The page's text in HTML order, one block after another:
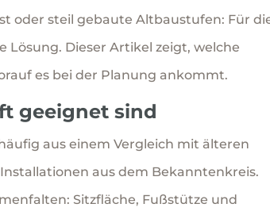
oder steil gebaute Altbaustufen: Für
Lösung. Dieser Artikel zeigt, welche
es bei der Planung ankommt.
geeignet sind
aus einem Vergleich mit älteren
aus dem Bekanntenkreis.
Sitzfläche, Fußstütze und